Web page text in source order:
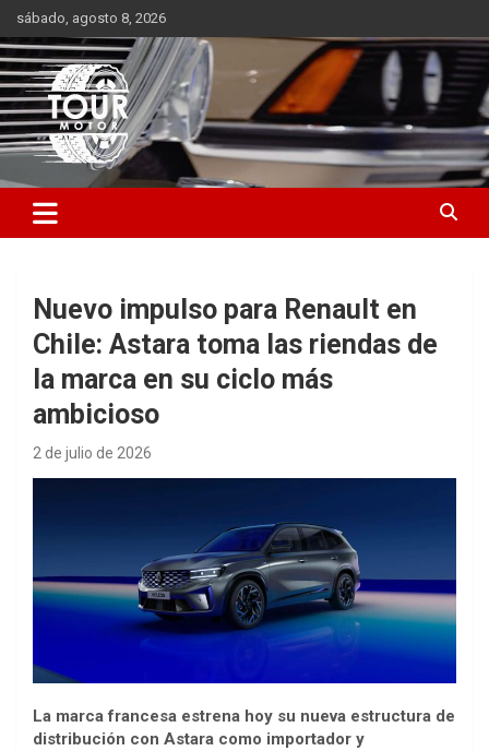
Saltar
al
contenido
sábado, agosto 8, 2026
Tour Motor
Plataforma de contenido audiovisual para el sector automotriz
Nuevo impulso para Renault en
Chile: Astara toma las riendas de
la marca en su ciclo más
ambicioso
2 de julio de 2026
La marca francesa estrena hoy su nueva estructura de
distribución con Astara como importador y